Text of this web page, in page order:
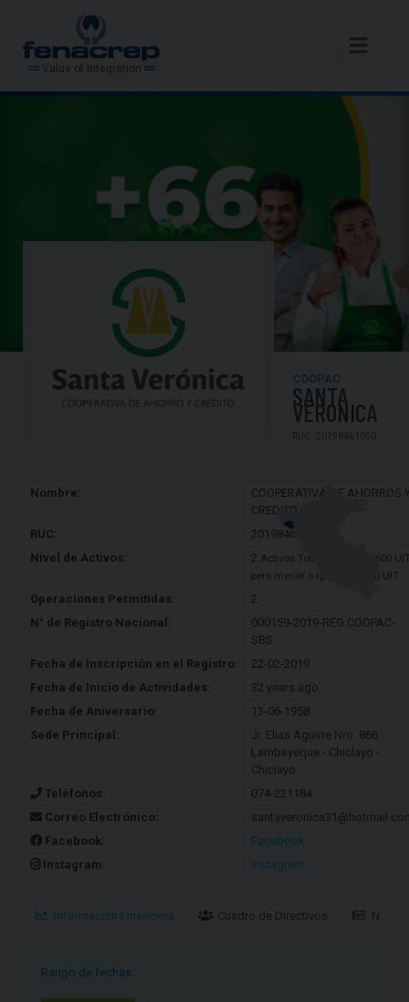
Value of Integration
COOPAC
SANTA
VERONICA
RUC: 20198461050
Nombre:
COOPERATIVA DE AHORROS
CREDITO SANTA V
RUC:
20198461050
Nivel de Activos:
2 Activos Totales: Mayor a 600
pero menor o igual a 65,000 UIT
Operaciones Permitidas:
2
N° de Registro Nacional:
000159-2019-REG.COOPAC-
SBS
Fecha de Inscripción en el Registro:
22-02-2019
Fecha de Inicio de Actividades:
32 years ago
Fecha de Aniversario:
13-06-1958
Sede Principal:
Jr. Elias Aguirre Nro. 866
Lambayeque - Chiclayo -
Chiclayo
Teléfonos:
074-221184
Correo Electrónico:
Facebook:
Facebook
Instagram:
Instagram
Informacion Financiera Cuadro de Directivos
Rango de fechas